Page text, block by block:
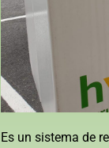
Es un sistema de